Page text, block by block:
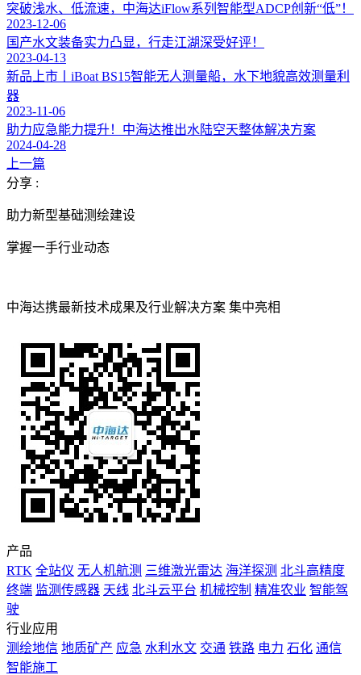
突破浅水、低流速，中海达iFlow系列智能型ADCP创新“低”！
2023-12-06
国产水文装备实力凸显，行走江湖深受好评！
2023-04-13
新品上市丨iBoat BS15智能无人测量船，水下地貌高效测量利
器
2023-11-06
助力应急能力提升！中海达推出水陆空天整体解决方案
2024-04-28
上一篇
分享 :
助力新型基础测绘建设
掌握一手行业动态
中海达携最新技术成果及行业解决方案 集中亮相
产品
RTK 全站仪 无人机航测 三维激光雷达 海洋探测 北斗高精度
终端 监测传感器 天线 北斗云平台 机械控制 精准农业 智能驾
驶
行业应用
测绘地信 地质矿产 应急 水利水文 交通 铁路 电力 石化 通信
智能施工